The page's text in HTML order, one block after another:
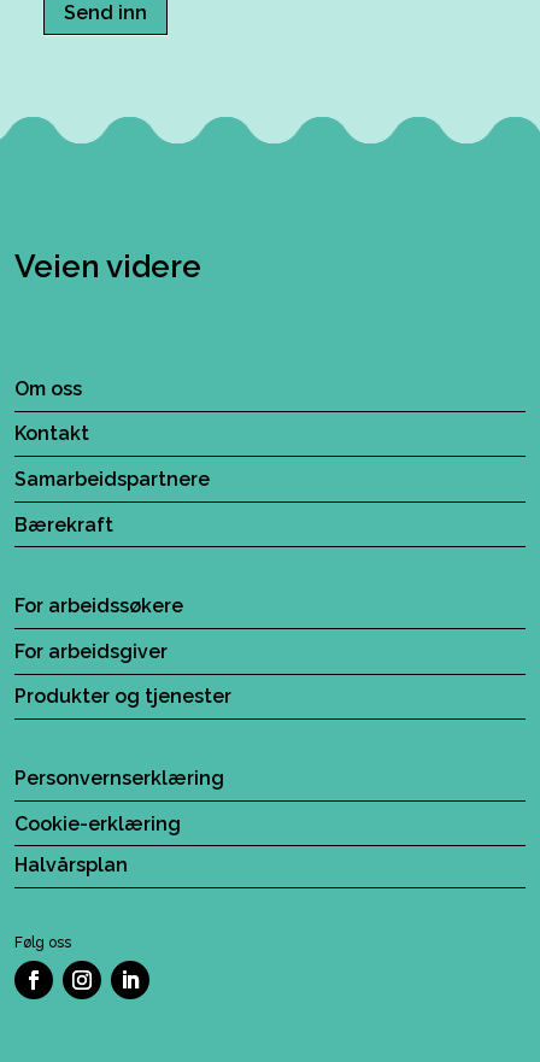
Send inn
Veien videre
Om oss
Kontakt
Samarbeidspartnere
Bærekraft
For arbeidssøkere
For arbeidsgiver
Produkter og tjenester
Personvernserklæring
Cookie-erklæring
Halvårsplan
Følg oss